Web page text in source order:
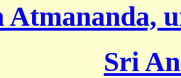
Atmananda,
Sri